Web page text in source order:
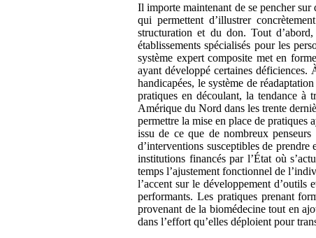
Il importe maintenant de se pencher sur
qui permettent d’illustrer
structuration et du don. Tout
établissements spécialisés pour les
système expert composite met en
ayant développé certaines déficiences.
handicapées, le système de
pratiques en découlant, la tendance à
Amérique du Nord dans les trente
permettre la mise en place de pratiques
issu de ce que de nombreux
d’interventions susceptibles de
institutions financés par l’État où
temps l’ajustement fonctionnel de
l’accent sur le développement
performants. Les pratiques prenant
provenant de la biomédecine tout en
dans l’effort qu’elles déploient pour